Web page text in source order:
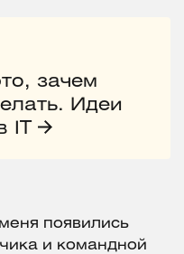
зачем
Идеи
IT
появились
и командной